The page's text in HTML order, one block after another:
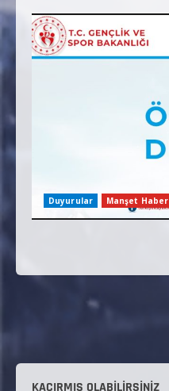
Duyurular Manşet Haber